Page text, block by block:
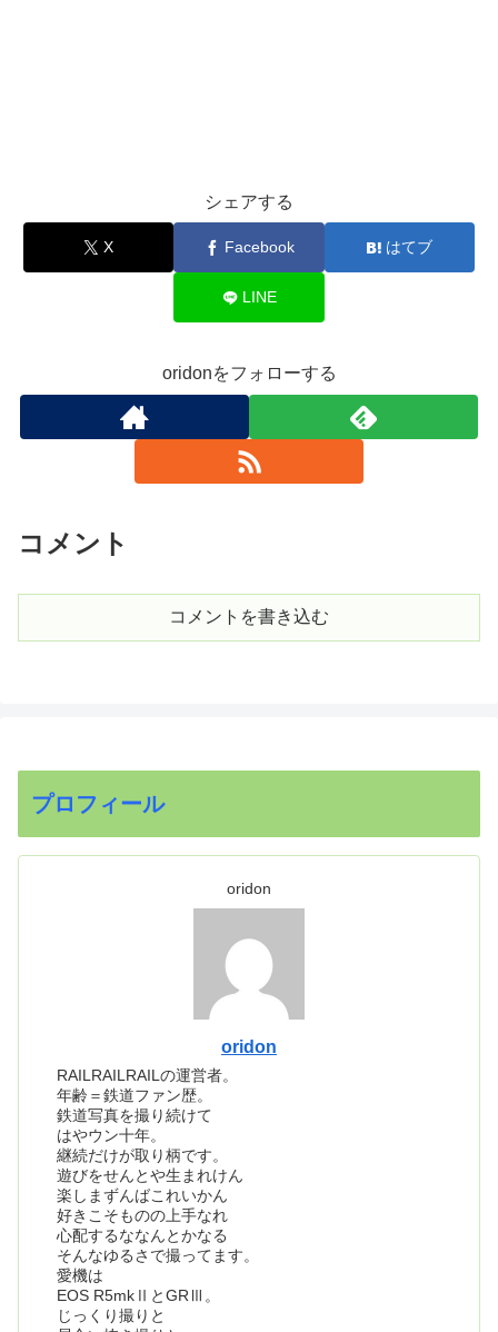
シェアする
X Facebook はてブ
LINE
oridonをフォローする
コメント
コメントを書き込む
プロフィール
oridon
oridon
RAILRAILRAILの運営者。
年齢＝鉄道ファン歴。
鉄道写真を撮り続けて
はやウン十年。
継続だけが取り柄です。
遊びをせんとや生まれけん
楽しまずんばこれいかん
好きこそものの上手なれ
心配するななんとかなる
そんなゆるさで撮ってます。
愛機は
EOS R5mkⅡとGRⅢ。
じっくり撮りと